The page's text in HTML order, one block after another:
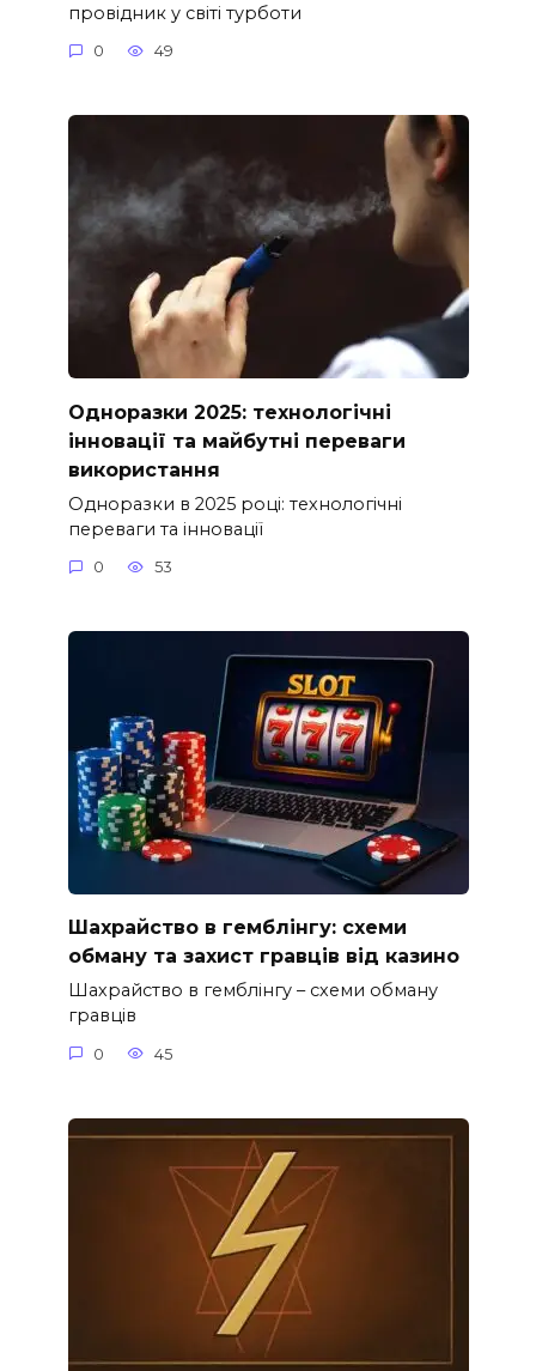
провідник у світі турботи
0 49
Одноразки 2025: технологічні
інновації та майбутні переваги
використання
Одноразки в 2025 році: технологічні
переваги та інновації
0 53
Шахрайство в гемблінгу: схеми
обману та захист гравців від казино
Шахрайство в гемблінгу – схеми обману
гравців
0 45